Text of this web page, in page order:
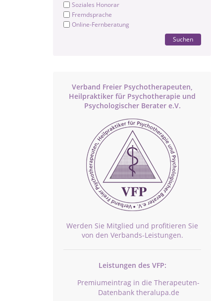
Soziales Honorar
Fremdsprache
Online-Fernberatung
Suchen
Verband Freier Psychotherapeuten,
Heilpraktiker für Psychotherapie und
Psychologischer Berater e.V.
Werden Sie Mitglied und profitieren Sie
von den Verbands-Leistungen.
Leistungen des VFP:
Premiumeintrag in die Therapeuten-
Datenbank theralupa.de